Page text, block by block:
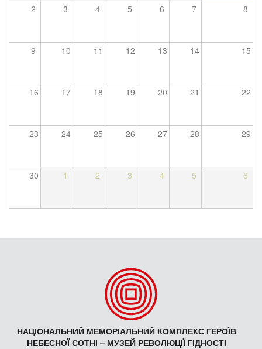
2 3 4 5 6 7 8
9 10 11 12 13 14 15
16 17 18 19 20 21 22
23 24 25 26 27 28 29
30 1 2 3 4 5 6
НАЦІОНАЛЬНИЙ МЕМОРІАЛЬНИЙ КОМПЛЕКС ГЕРОЇВ
НЕБЕСНОЇ СОТНІ – МУЗЕЙ РЕВОЛЮЦІЇ ГІДНОСТІ